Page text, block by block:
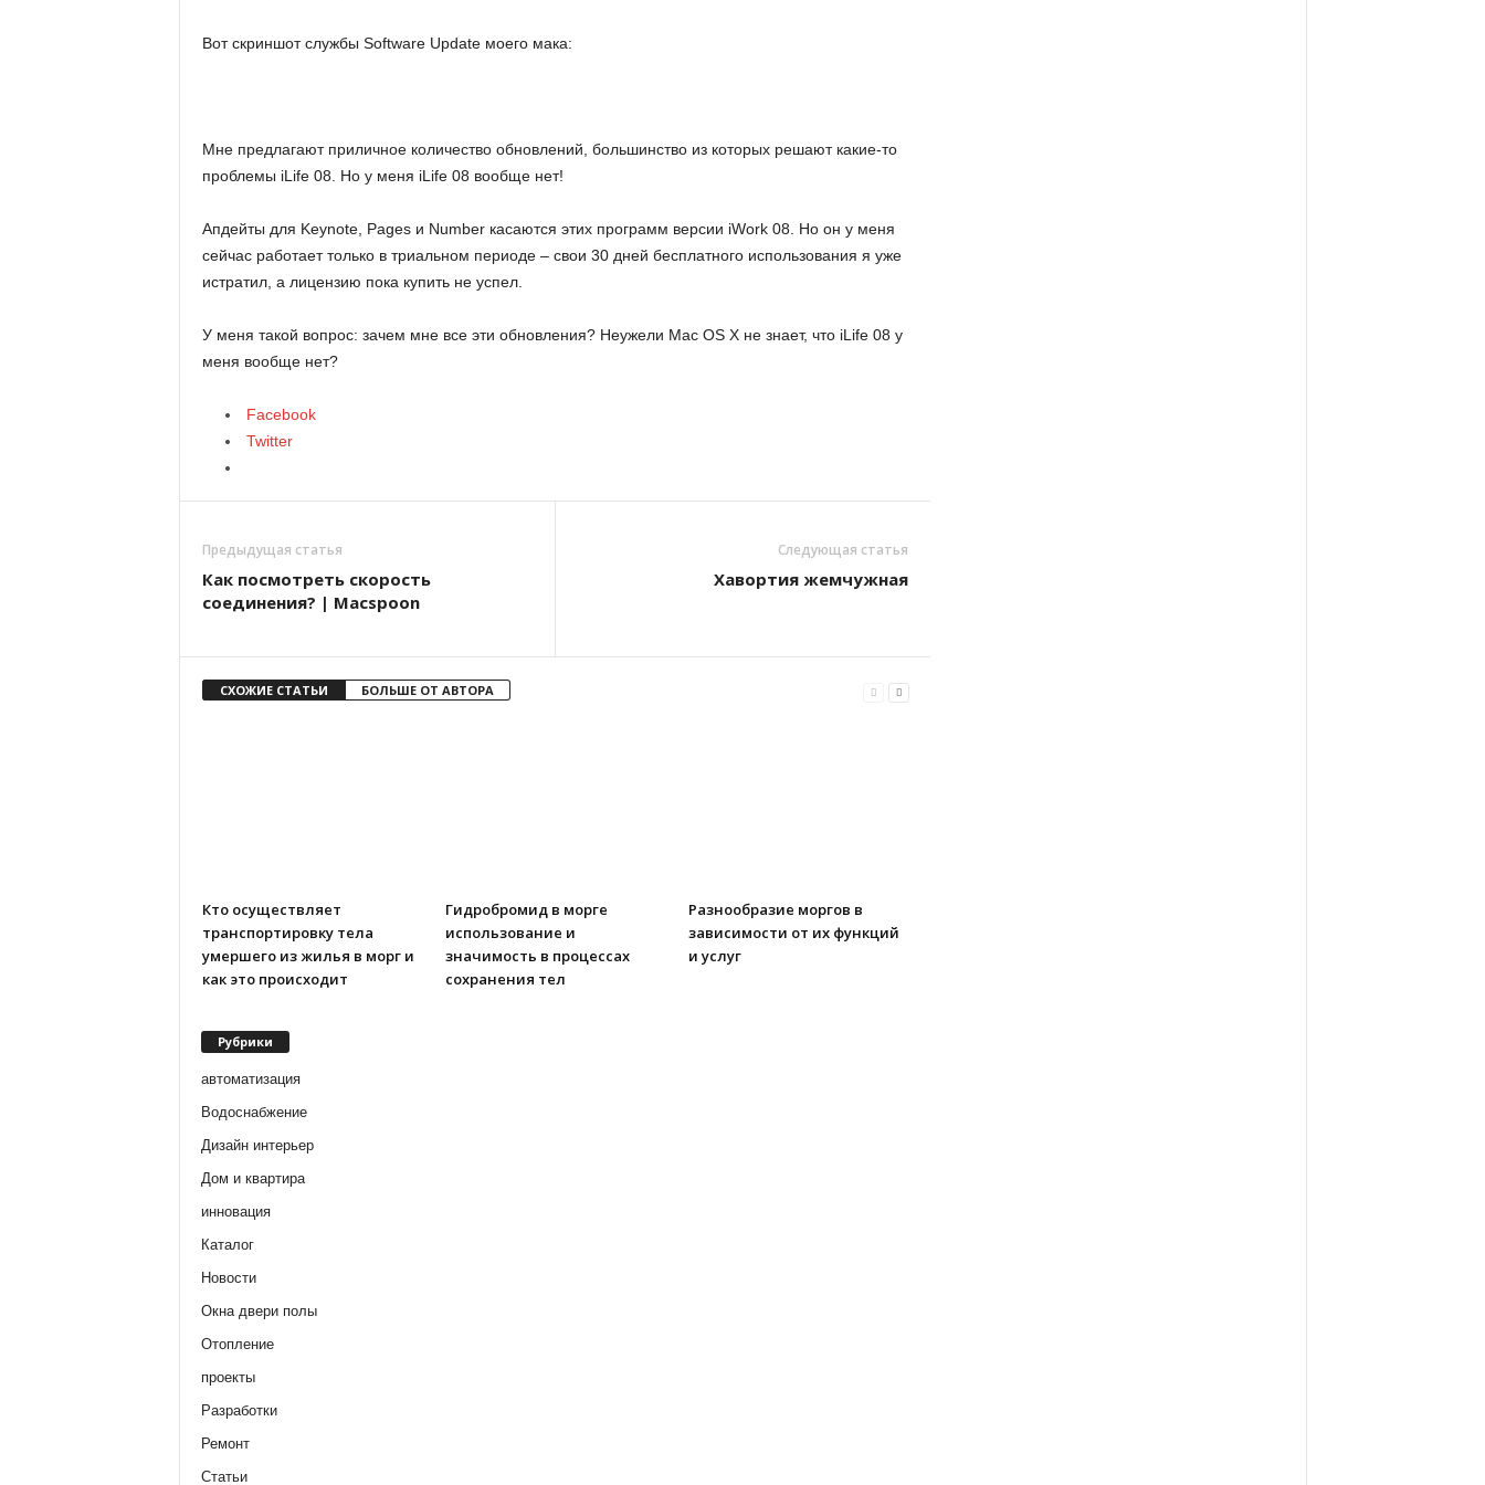
Вот скриншот службы Software Update моего мака:
Мне предлагают приличное количество обновлений, большинство из которых решают какие-то
проблемы iLife 08. Но у меня iLife 08 вообще нет!
Апдейты для Keynote, Pages и Number касаются этих программ версии iWork 08. Но он у меня
сейчас работает только в триальном периоде – свои 30 дней бесплатного использования я уже
истратил, а лицензию пока купить не успел.
У меня такой вопрос: зачем мне все эти обновления? Неужели Mac OS X не знает, что iLife 08 у
меня вообще нет?
Facebook
Twitter
Предыдущая статья
Как посмотреть скорость
соединения? | Macspoon
Следующая статья
Хавортия жемчужная
СХОЖИЕ СТАТЬИ БОЛЬШЕ ОТ АВТОРА
Кто осуществляет
транспортировку тела
умершего из жилья в морг и
как это происходит
Гидробромид в морге
использование и
значимость в процессах
сохранения тел
Разнообразие моргов в
зависимости от их функций
и услуг
Рубрики
автоматизация
Водоснабжение
Дизайн интерьер
Дом и квартира
инновация
Каталог
Новости
Окна двери полы
Отопление
проекты
Разработки
Ремонт
Статьи